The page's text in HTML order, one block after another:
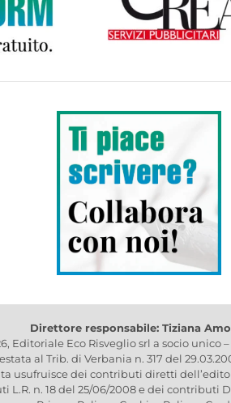
Direttore responsabile: Tiziana
Editoriale Eco Risveglio srl a socio unico
al Trib. di Verbania n. 317 del
usufruisce dei contributi diretti
L.R. n. 18 del 25/06/2008 e dei contributi